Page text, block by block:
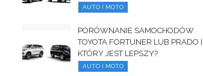
AUTO I MOTO
PORÓWNANIE SAMOCHODÓW
TOYOTA FORTUNER LUB PRADO I
KTÓRY JEST LEPSZY?
AUTO I MOTO